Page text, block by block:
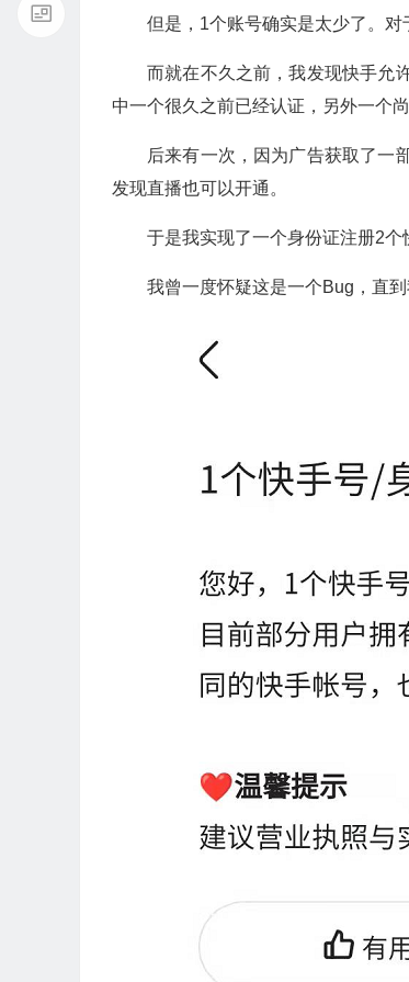
但是，1个账号确实是太少了。对
而就在不久之前，我发现快手允
中一个很久之前已经认证，另外一个
后来有一次，因为广告获取了一
发现直播也可以开通。
于是我实现了一个身份证注册2个
我曾一度怀疑这是一个Bug，直到